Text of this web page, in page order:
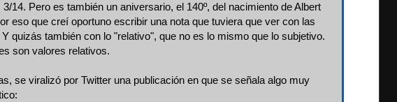
14. Pero es también un aniversario, el 140º, del nacimiento de Albert
eso que creí oportuno escribir una nota que tuviera que ver con las
quizás también con lo "relativo", que no es lo mismo que lo subjetivo.
son valores relativos.
se viralizó por Twitter una publicación en que se señala algo muy